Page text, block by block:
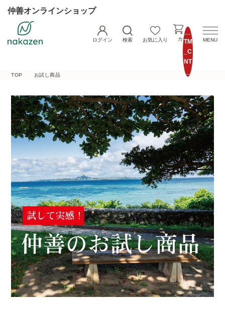
仲善オンラインショップ
ログイン 検索 お気に入り
__I
TM
_C
NT
__
カート MENU
TOP お試し商品